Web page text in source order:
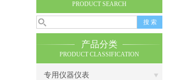
PRODUCT SEARCH
产品分类
PRODUCT CLASSIFICATION
专用仪器仪表